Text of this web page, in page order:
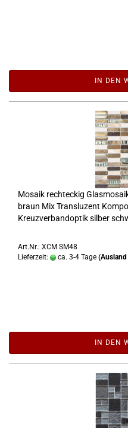
IN DEN
Mosaik rechteckig
braun Mix Transluzent
Kreuzverbandoptik silber
Art.Nr.: XCM SM48
Lieferzeit:
ca. 3-4 Tage
IN DEN